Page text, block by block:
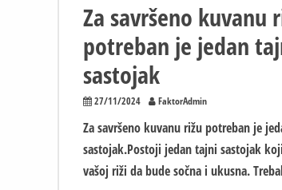
Za savršeno kuvanu
potreban je jedan
sastojak
27/11/2024 FaktorAdmin
Za savršeno kuvanu rižu potreban je
sastojak.Postoji jedan tajni sastojak
vašoj riži da bude sočna i ukusna.